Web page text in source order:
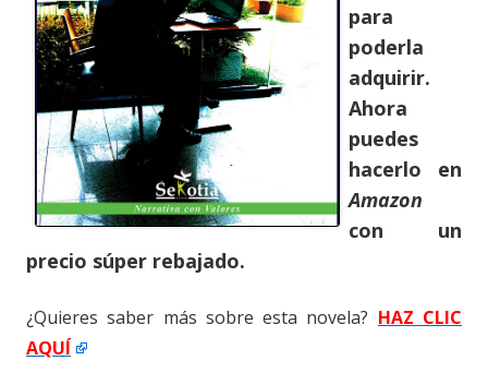
para
poderla
adquirir.
Ahora
puedes
hacerlo en
Amazon
con un
precio súper rebajado.
¿Quieres saber más sobre esta novela? HAZ CLIC
AQUÍ